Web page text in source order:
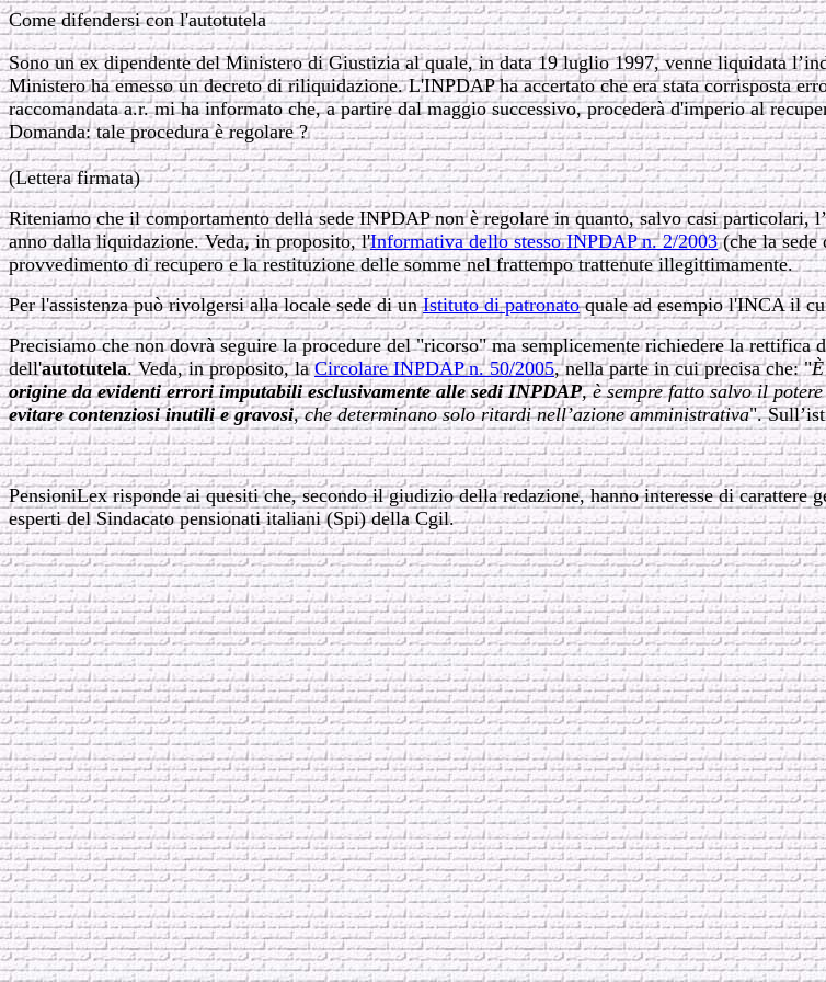
Come difendersi con l'autotutela
Sono un ex dipendente del Ministero di Giustizia al quale, in data 19 luglio 1997, venne liquidata
Ministero ha emesso un decreto di riliquidazione. L'INPDAP ha accertato che era stata corrisposta
raccomandata a.r. mi ha informato che, a partire dal maggio successivo, procederà d'imperio al
Domanda: tale procedura è regolare ?
(Lettera firmata)
Riteniamo che il comportamento della sede INPDAP non è regolare in quanto, salvo casi particolari,
anno dalla liquidazione. Veda, in proposito, l'Informativa dello stesso INPDAP n. 2/2003(che la sede
provvedimento di recupero e la restituzione delle somme nel frattempo trattenute illegittimamente.
Per l'assistenza può rivolgersi alla locale sede di unIstituto di patronatoquale ad esempio l'INCA il
Precisiamo che non dovrà seguire la procedure del "ricorso" ma semplicemente richiedere la
dell'autotutela. Veda, in proposito, laCircolare INPDAP n. 50/2005, nella parte in cui precisa che: "
origine da evidenti errori imputabili esclusivamente alle sedi INPDAP, è sempre fatto salvo il
evitare contenziosi inutili e gravosi, che determinano solo ritardi nell’azione amministrativa".
PensioniLex risponde ai quesiti che, secondo il giudizio della redazione, hanno interesse di carattere
esperti del Sindacato pensionati italiani (Spi) della Cgil.